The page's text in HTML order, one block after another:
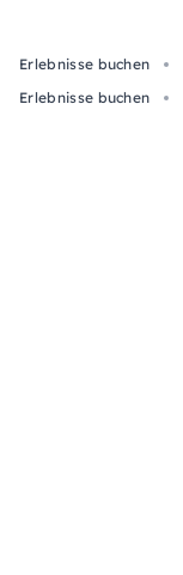
Erlebnisse buchen
Erlebnisse buchen